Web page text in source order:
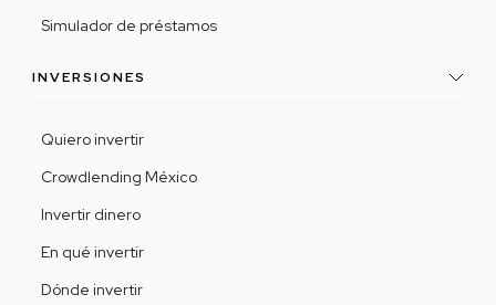
Simulador de préstamos
INVERSIONES
Quiero invertir
Crowdlending México
Invertir dinero
En qué invertir
Dónde invertir